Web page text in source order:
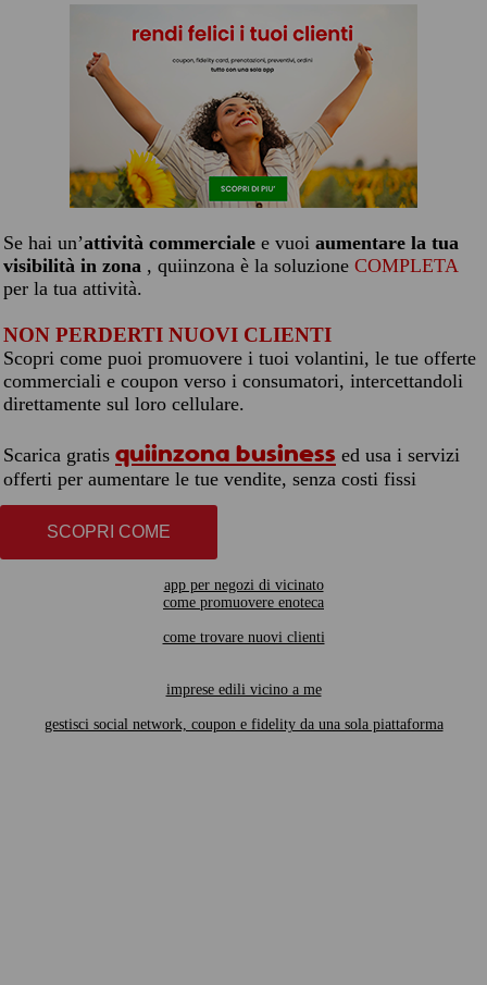
Se hai un’attività commerciale e vuoi aumentare la tua
visibilità in zona , quiinzona è la soluzione COMPLETA
per la tua attività.
NON PERDERTI NUOVI CLIENTI
Scopri come puoi promuovere i tuoi volantini, le tue offerte
commerciali e coupon verso i consumatori, intercettandoli
direttamente sul loro cellulare.
Scarica gratis quiinzona business ed usa i servizi
offerti per aumentare le tue vendite, senza costi fissi
SCOPRI COME
app per negozi di vicinato
come promuovere enoteca
come trovare nuovi clienti
imprese edili vicino a me
gestisci social network, coupon e fidelity da una sola piattaforma